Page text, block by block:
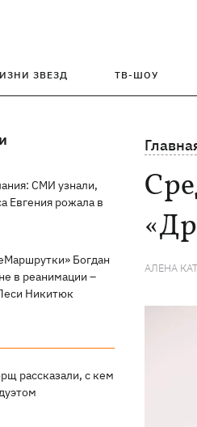
ЗВЕЗД ТВ-ШОУ
СМИ узнали,
Евгения рожала в
Богдан
в реанимации –
Никитюк
рассказали, с кем
АЛЕНА